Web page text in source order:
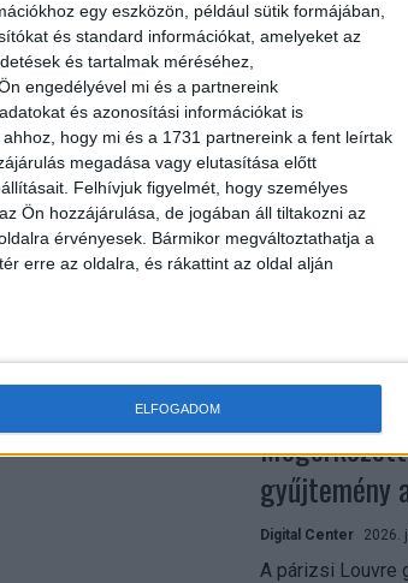
egy eszközön, például sütik formájában,
és standard információkat, amelyeket az
és tartalmak méréséhez,
engedélyével mi és a partnereink
és azonosítási információkat is
hogy mi és a 1731 partnereink a fent leírtak
megadása vagy elutasítása előtt
Felhívjuk figyelmét, hogy személyes
Ön hozzájárulása, de jogában áll tiltakozni az
érvényesek. Bármikor megváltoztathatja a
erre az oldalra, és rákattint az oldal alján
ELFOGADOM
az átlagos
Shadow AI
szerezhetik
Digital Center
A munkavállalók
munkában, ám
szervezetnél
világos
különösen ott
üzleti
gyűjtemény
Digital Center 2026.
A párizsi Louvre